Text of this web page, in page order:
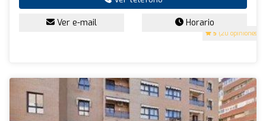
5 (20 opiniones)
Ver e-mail Horario